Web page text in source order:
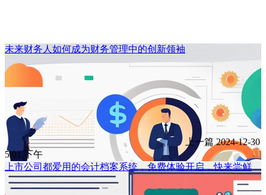
未来财务人如何成为财务管理中的创新领袖
上一篇 2024-12-30
5:01 下午
上市公司都爱用的会计档案系统，免费体验开启，快来尝鲜